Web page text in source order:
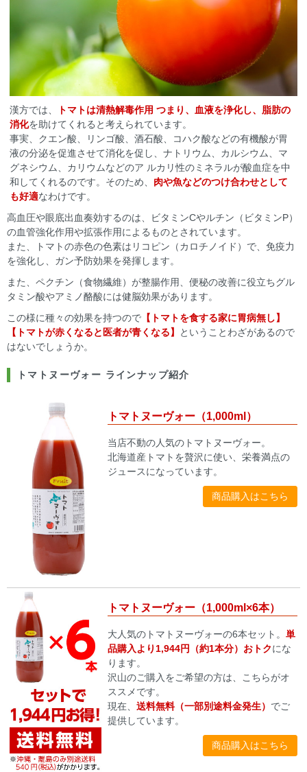
漢方では、
トマトは清熱解毒作用 つまり、血液を浄化し、脂肪の
消化を助けてくれると考えられています。
事実、クエン酸、リンゴ酸、酒石酸、コハク酸などの有機酸が胃
液の分泌を促進させて消化を促し、ナトリウム、カルシウム、マ
グネシウム、カリウムなどのア ルカリ性のミネラルが酸血症を中
和してくれるのです。そのため、 肉や魚などのつけ合わせとして
も好適なわけです。
高血圧や眼底出血奏効するのは、ビタミンCやルチン（ビタミンP）
の血管強化作用や拡張作用によるものとされています。
また、トマトの赤色の色素はリコピン（カロチノイド）で、免疫力
を強化し、ガン予防効果を発揮します。
また、ペクチン（食物繊維）が整腸作用、便秘の改善に役立ちグル
タミン酸やアミノ酪酸には健脳効果があります。
この様に種々の効果を持つので 【トマトを食する家に胃病無し】
【トマトが赤くなると医者が青くなる】
ということわざがあるので
はないでしょうか。
トマトヌーヴォー ラインナップ紹介
トマトヌーヴォー（1,000ml）
当店不動の人気のトマトヌーヴォー。
北海道産トマトを贅沢に使い、栄養満点の
ジュースになっています。
商品購入はこちら
トマトヌーヴォー（1,000ml×6本）
大人気のトマトヌーヴォーの6本セット。 単
品購入より1,944円（約1本分）おトクにな
ります。
沢山のご購入をご希望の方は、こちらがオ
ススメです。
現在、 送料無料（一部別途料金発生） でご
提供しています。
商品購入はこちら